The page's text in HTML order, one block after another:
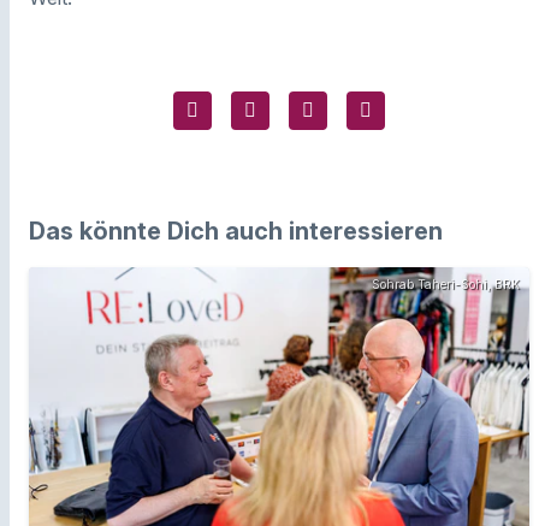
Das könnte Dich auch interessieren
Sohrab Taheri-Sohi, BRK